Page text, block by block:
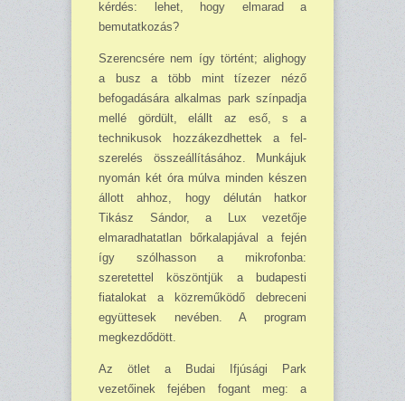
kérdés: lehet, hogy elmarad a
bemutatkozás?
Szerencsére nem így történt; alighogy
a busz a több mint tízezer néző
befogadására al­kalmas park színpadja
mellé gördült, elállt az eső, s a
technikusok hozzákezdhettek a fel­
szerelés összeállításához. Munkájuk
nyomán két óra múlva minden készen
állott ahhoz, hogy délután hatkor
Tikász Sándor, a Lux vezetője
elmaradhatatlan bőrkalapjával a fején
így szól­hasson a mikrofonba:
szeretettel köszöntjük a budapesti
fiatalokat a közreműködő debreceni
együttesek nevében. A program
megkezdődött.
Az ötlet a Budai Ifjúsági Park
vezetőinek fejében fogant meg: a